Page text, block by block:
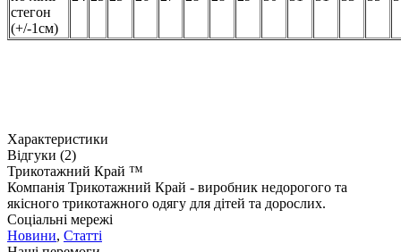
стегон
(+/-1см)
Характеристики
Відгуки (2)
Трикотажний Край ™
Компанія Трикотажний Край - виробник недорогого та
якісного трикотажного одягу для дітей та дорослих.
Соціальні мережі
Новини, Статті